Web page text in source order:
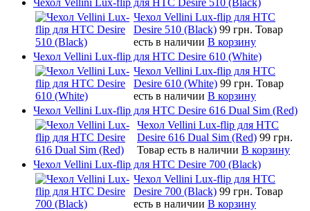
Чехол Vellini Lux-flip для HTC
Desire 510 (Black) 99 грн. Товар
есть в наличии В корзину
Чехол Vellini Lux-flip для HTC Desire 610 (White)
Чехол Vellini Lux-flip для HTC
Desire 610 (White) 99 грн. Товар
есть в наличии В корзину
Чехол Vellini Lux-flip для HTC Desire 616 Dual Sim (Red)
Чехол Vellini Lux-flip для HTC
Desire 616 Dual Sim (Red) 99 грн.
Товар есть в наличии В корзину
Чехол Vellini Lux-flip для HTC Desire 700 (Black)
Чехол Vellini Lux-flip для HTC
Desire 700 (Black) 99 грн. Товар
есть в наличии В корзину